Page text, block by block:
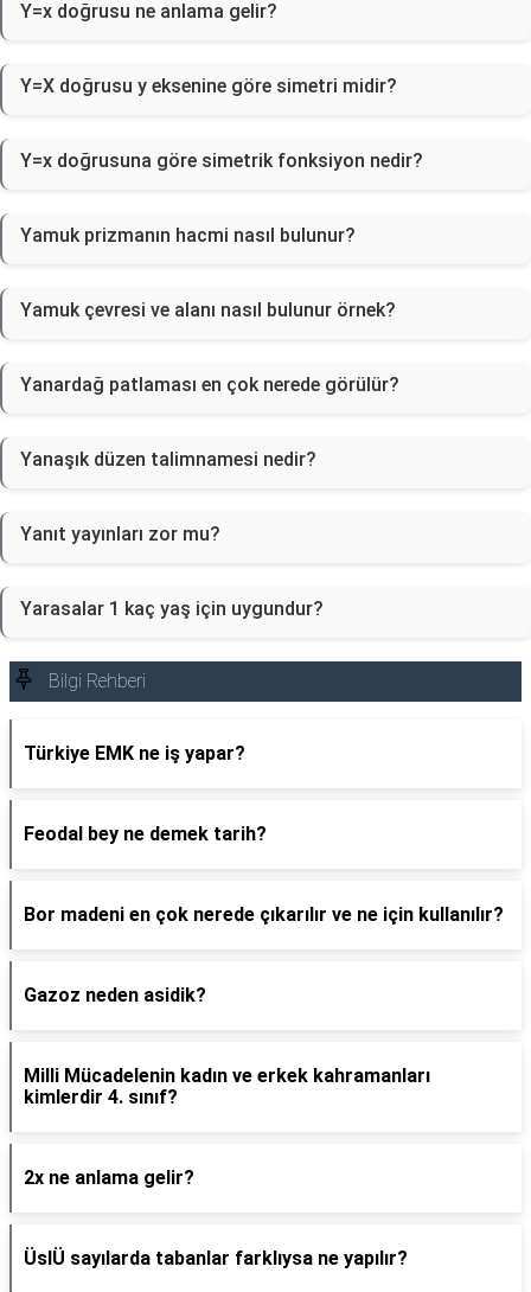
Y=x doğrusu ne anlama gelir?
Y=X doğrusu y eksenine göre simetri midir?
Y=x doğrusuna göre simetrik fonksiyon nedir?
Yamuk prizmanın hacmi nasıl bulunur?
Yamuk çevresi ve alanı nasıl bulunur örnek?
Yanardağ patlaması en çok nerede görülür?
Yanaşık düzen talimnamesi nedir?
Yanıt yayınları zor mu?
Yarasalar 1 kaç yaş için uygundur?
Bilgi Rehberi
Türkiye EMK ne iş yapar?
Feodal bey ne demek tarih?
Bor madeni en çok nerede çıkarılır ve ne için kullanılır?
Gazoz neden asidik?
Milli Mücadelenin kadın ve erkek kahramanları
kimlerdir 4. sınıf?
2x ne anlama gelir?
ÜslÜ sayılarda tabanlar farklıysa ne yapılır?